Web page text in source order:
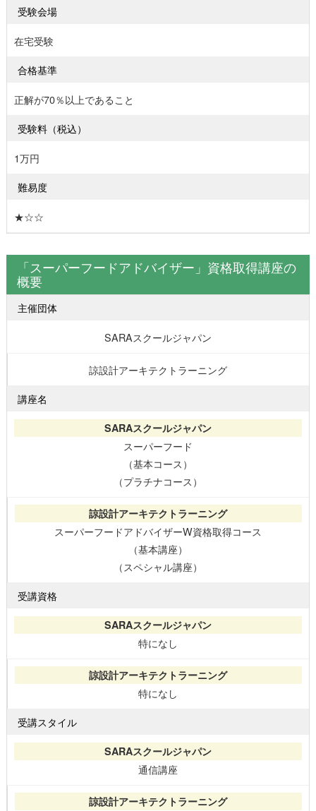
受験会場
在宅受験
合格基準
正解が70％以上であること
受験料（税込）
1万円
難易度
★☆☆
「スーパーフードアドバイザー」資格取得講座の
概要
主催団体
SARAスクールジャパン
諒設計アーキテクトラーニング
講座名
スーパーフード
（基本コース）
（プラチナコース）
スーパーフードアドバイザーW資格取得コース
（基本講座）
（スペシャル講座）
受講資格
特になし
特になし
受講スタイル
通信講座